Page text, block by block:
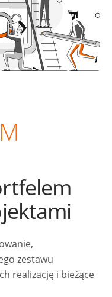
zestawu
realizację i bieżące